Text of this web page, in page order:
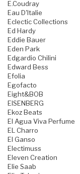
E.Coudray
Eau D'Italie
Eclectic Collections
Ed Hardy
Eddie Bauer
Eden Park
Edgardio Chilini
Edward Bess
Efolia
Egofacto
Eight&BOB
EISENBERG
Ekoz Beats
El Agua Viva Perfume
EL Charro
El Ganso
Electimuss
Eleven Creation
Elie Saab